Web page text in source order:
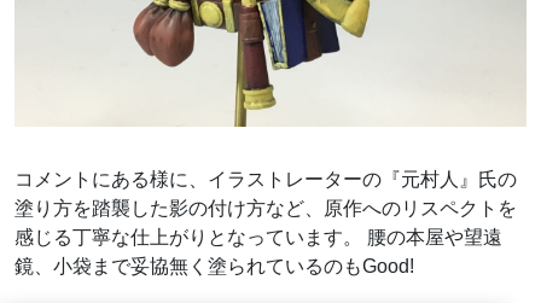
コメントにある様に、イラストレーターの『元村人』氏の
塗り方を踏襲した影の付け方など、原作へのリスペクトを
感じる丁寧な仕上がりとなっています。 腰の本屋や望遠
鏡、小袋まで妥協無く塗られているのもGood!